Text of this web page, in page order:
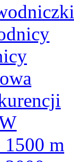
1500 m